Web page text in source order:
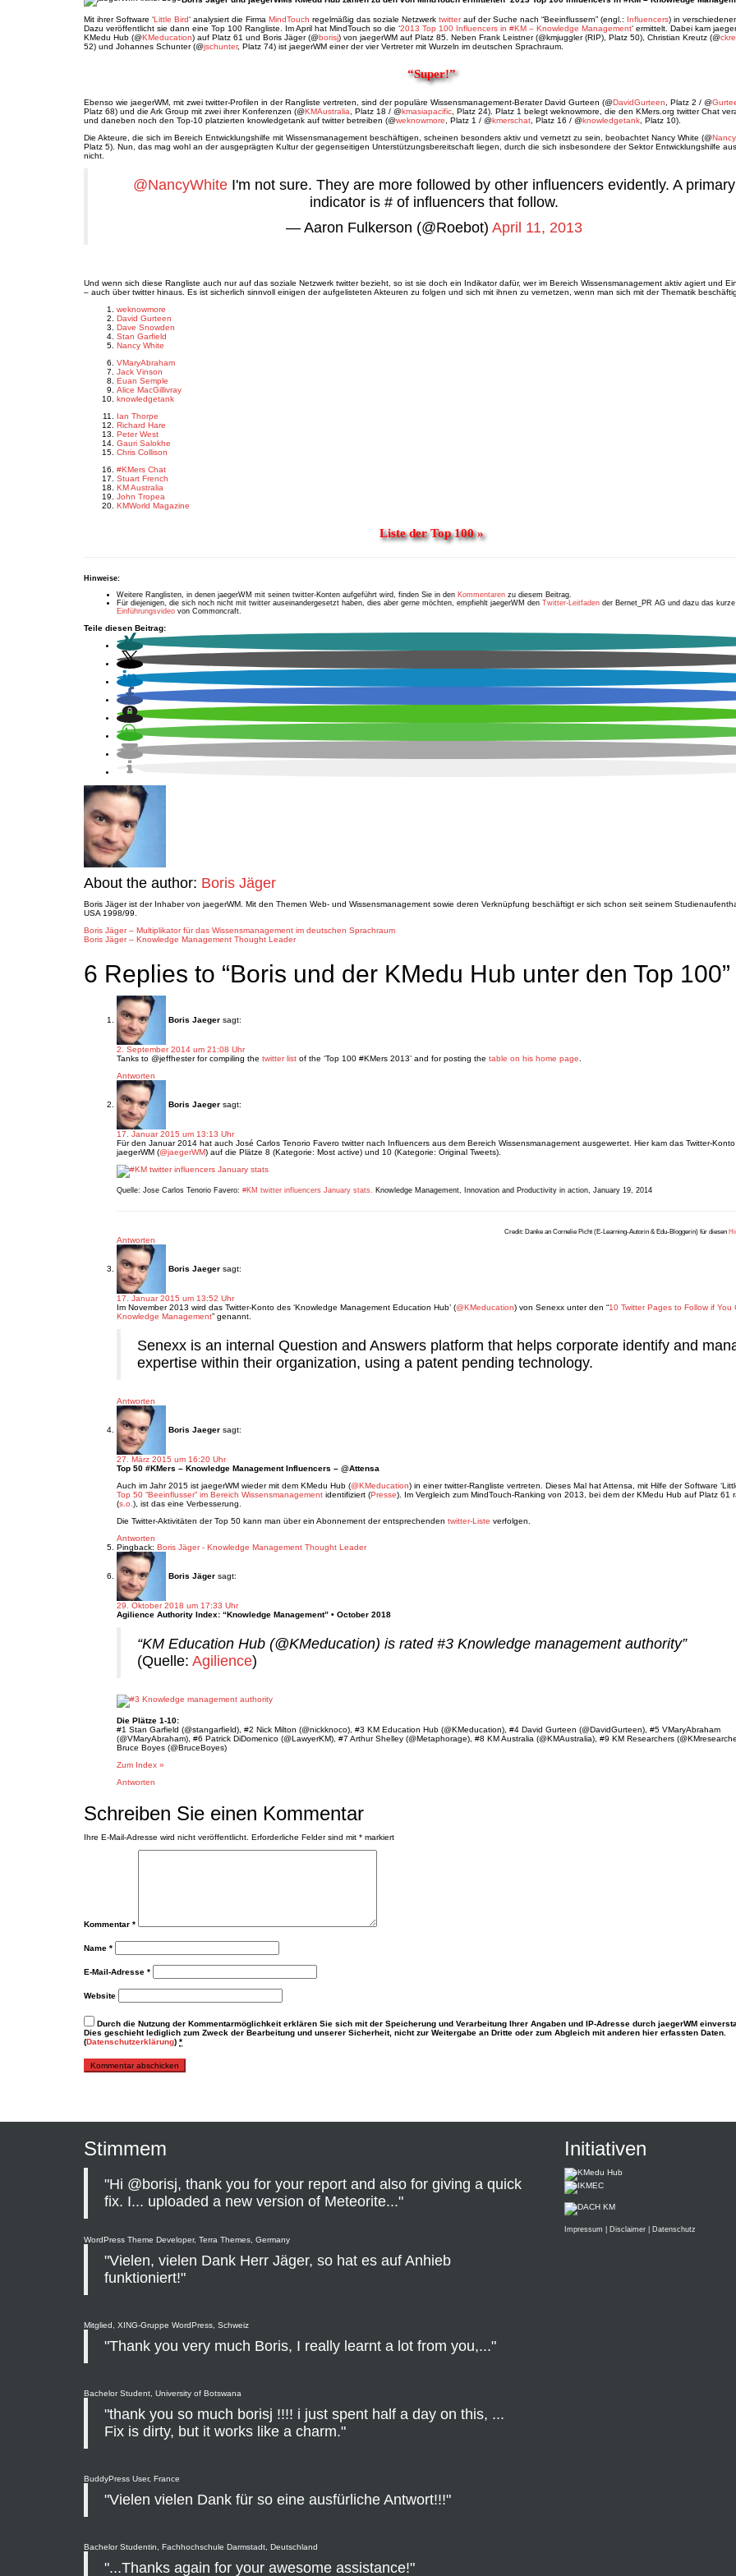
Mit ihrer Software ‘Little Bird‘ analysiert die Firma MindTouch regelmäßig das soziale Netzwerk twitterauf der Suche nach “Beeinflussern” (engl.: Influencers) in
Dazu veröffentlicht sie dann eine Top 100 Rangliste. Im April hat MindTouch so die ‘2013 Top 100 Influencers in #KM – Knowledge Management‘ ermittelt. Dabei kam
KMedu Hub (@KMeducation) auf Platz 61 und Boris Jäger (@borisj) von jaegerWM auf Platz 85. Neben Frank Leistner (@kmjuggler (RIP), Platz 50), Christian Kreutz (@
52) und Johannes Schunter (@jschunter, Platz 74) ist jaegerWM einer der vier Vertreter mit Wurzeln im deutschen Sprachraum.
“Super!”
Ebenso wie jaegerWM, mit zwei twitter-Profilen in der Rangliste vertreten, sind der populäre Wissensmanagement-Berater David Gurteen (@DavidGurteen , Platz 2 / @
Platz 68) und die Ark Group mit zwei ihrer Konferenzen (@KMAustralia , Platz 18 / @kmasiapacific , Platz 24). Platz 1 belegt weknowmore, die den KMers.org twitter Chat
und daneben noch den Top-10 platzierten knowledgetank auf twitter betreiben (@weknowmore , Platz 1 / @kmerschat , Platz 16 / @knowledgetank , Platz 10).
Die Akteure, die sich im Bereich Entwicklungshilfe mit Wissensmanagement beschäftigen, scheinen besonders aktiv und vernetzt zu sein, beobachtet Nancy White (@
Platz 5). Nun, das mag wohl an der ausgeprägten Kultur der gegenseitigen Unterstützungsbereitschaft liegen, durch die sich insbesondere der Sektor Entwicklungshilfe
nicht.
@NancyWhiteI'm not sure. They are more followed by other influencers evidently. A primary
indicator is # of influencers that follow.
— Aaron Fulkerson (@Roebot) April 11, 2013
Und wenn sich diese Rangliste auch nur auf das soziale Netzwerk twitter bezieht, so ist sie doch ein Indikator dafür, wer im Bereich Wissensmanagement aktiv agiert und
– auch über twitter hinaus. Es ist sicherlich sinnvoll einigen der aufgelisteten Akteuren zu folgen und sich mit ihnen zu vernetzen, wenn man sich mit der Thematik
weknowmore
David Gurteen
Dave Snowden
Stan Garfield
Nancy White
VMaryAbraham
Jack Vinson
Euan Semple
Alice MacGillivray
knowledgetank
Ian Thorpe
Richard Hare
Peter West
Gauri Salokhe
Chris Collison
#KMers Chat
Stuart French
KM Australia
John Tropea
KMWorld Magazine
Liste der Top 100 »
Hinweise:
Weitere Ranglisten, in denen jaegerWM mit seinen twitter-Konten aufgeführt wird, finden Sie in den Kommentaren zu diesem Beitrag.
Für diejenigen, die sich noch nicht mit twitter auseinandergesetzt haben, dies aber gerne möchten, empfiehlt jaegerWM den Twitter-Leitfaden der Bernet_PR AG und dazu das kurze
Einführungsvideo von Commoncraft.
Teile diesen Beitrag:
About the author: Boris Jäger
Boris Jäger ist der Inhaber von jaegerWM. Mit den Themen Web- und Wissensmanagement sowie deren Verknüpfung beschäftigt er sich schon seit seinem
USA 1998/99.
Post
navigation
Boris Jäger – Multiplikator für das Wissensmanagement im deutschen Sprachraum
Boris Jäger – Knowledge Management Thought Leader
6 Replies to “Boris und der KMedu Hub unter den Top 100”
Boris Jaeger sagt:
2. September 2014 um 21:08 Uhr
Tanks to @jeffhester for compiling the twitter list of the ‘Top 100 #KMers 2013’ and for posting the table on his home page
Antworten
Boris Jaeger sagt:
17. Januar 2015 um 13:13 Uhr
Für den Januar 2014 hat auch José Carlos Tenorio Favero twitter nach Influencers aus dem Bereich Wissensmanagement ausgewertet. Hier kam das Twitter-
jaegerWM (@jaegerWM) auf die Plätze 8 (Kategorie: Most active) und 10 (Kategorie: Original Tweets).
Quelle: Jose Carlos Tenorio Favero: #KM twitter influencers January stats. Knowledge Management, Innovation and Productivity in action, January 19, 2014
Credit: Danke an Cornelie Picht (E-Learning-Autorin & Edu-Bloggerin) für diesen
Antworten
Boris Jaeger sagt:
17. Januar 2015 um 13:52 Uhr
Im November 2013 wird das Twitter-Konto des ‘Knowledge Management Education Hub’ (@KMeducation) von Senexx unter den “10 Twitter Pages to Follow if You
Knowledge Management” genannt.
Senexx is an internal Question and Answers platform that helps corporate identify and
expertise within their organization, using a patent pending technology.
Antworten
Boris Jaeger sagt:
27. März 2015 um 16:20 Uhr
Top 50 #KMers – Knowledge Management Influencers – @Attensa
Auch im Jahr 2015 ist jaegerWM wieder mit dem KMedu Hub (@KMeducation) in einer twitter-Rangliste vertreten. Dieses Mal hat Attensa, mit Hilfe der Software
Top 50 “Beeinflusser” im Bereich Wissensmanagement identifiziert (Presse). Im Vergleich zum MindTouch-Ranking von 2013, bei dem der KMedu Hub auf Platz 61
(s.o. ), ist das eine Verbesserung.
Die Twitter-Aktivitäten der Top 50 kann man über ein Abonnement der entsprechenden twitter-Liste verfolgen.
Antworten
Pingback: Boris Jäger - Knowledge Management Thought Leader
Boris Jäger sagt:
29. Oktober 2018 um 17:33 Uhr
Agilience Authority Index: “Knowledge Management” • October 2018
“KM Education Hub (@KMeducation) is rated #3 Knowledge management authority”
(Quelle: Agilience)
Die Plätze 1-10:
#1 Stan Garfield (@stangarfield), #2 Nick Milton (@nickknoco), #3 KM Education Hub (@KMeducation), #4 David Gurteen (@DavidGurteen), #5 VMaryAbraham
(@VMaryAbraham), #6 Patrick DiDomenico (@LawyerKM), #7 Arthur Shelley (@Metaphorage), #8 KM Australia (@KMAustralia), #9 KM Researchers
Bruce Boyes (@BruceBoyes)
Zum Index »
Antworten
Schreiben Sie einen Kommentar
Ihre E-Mail-Adresse wird nicht veröffentlicht. Erforderliche Felder sind mit * markiert
Kommentar *
Name *
E-Mail-Adresse *
Website
Durch die Nutzung der Kommentarmöglichkeit erklären Sie sich mit der Speicherung und Verarbeitung Ihrer Angaben und IP-Adresse durch jaegerWM
Dies geschieht lediglich zum Zweck der Bearbeitung und unserer Sicherheit, nicht zur Weitergabe an Dritte oder zum Abgleich mit anderen hier erfassten Daten.
(Datenschutzerklärung) *
Stimmem
"Hi @borisj, thank you for your report and also for giving a quick
fix. I... uploaded a new version of Meteorite..."
WordPress Theme Developer, Terra Themes, Germany
"Vielen, vielen Dank Herr Jäger, so hat es auf Anhieb
funktioniert!"
Mitglied, XING-Gruppe WordPress, Schweiz
"Thank you very much Boris, I really learnt a lot from you,..."
Bachelor Student, University of Botswana
"thank you so much borisj !!!! i just spent half a day on this, ...
Fix is dirty, but it works like a charm."
BuddyPress User, France
"Vielen vielen Dank für so eine ausfürliche Antwort!!!"
Bachelor Studentin, Fachhochschule Darmstadt, Deutschland
"...Thanks again for your awesome assistance!"
Initiativen
Impressum Disclaimer Datenschutz